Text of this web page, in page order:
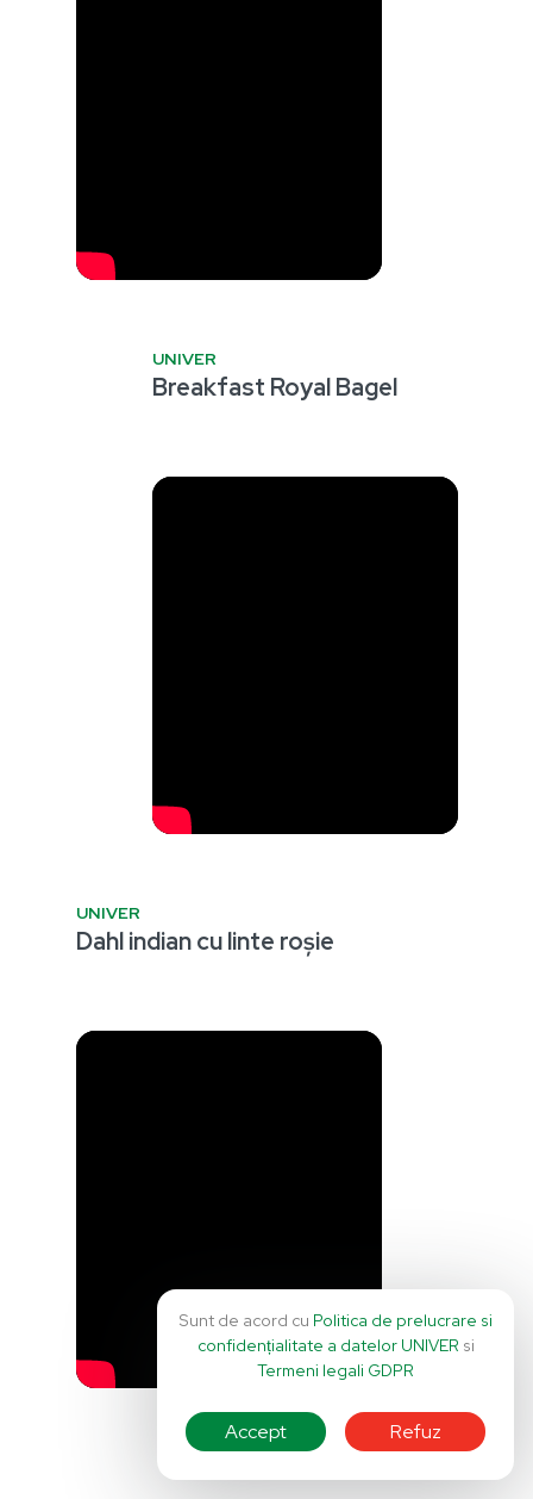
Sunt de acord cu Politica de prelucrare si
confidențialitate a datelor UNIVER si
Termeni legali GDPR
Accept Refuz
UNIVER
Breakfast Royal Bagel
UNIVER
Dahl indian cu linte roșie